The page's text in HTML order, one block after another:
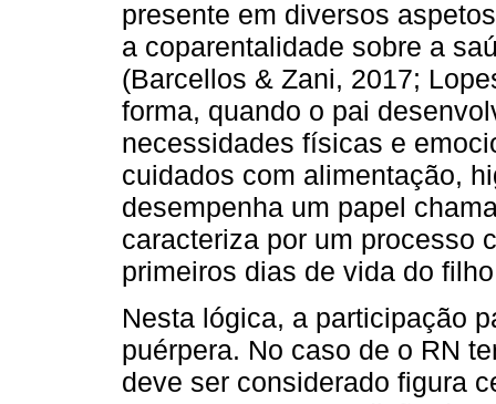
presente em diversos
a coparentalidade sobre a
(Barcellos & Zani, 2017;
forma, quando o pai
necessidades físicas e
cuidados com alimentação,
desempenha um papel
caracteriza por um processo
primeiros dias de vida do
Nesta lógica, a participação
puérpera. No caso de o RN
deve ser considerado figura